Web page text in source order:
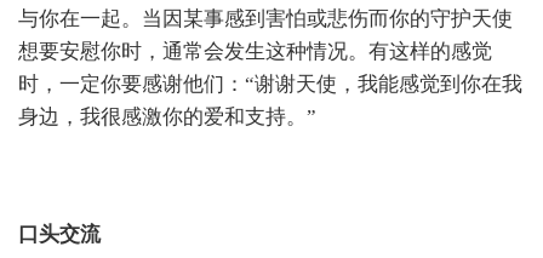
与你在一起。当因某事感到害怕或悲伤而你的守护天使
想要安慰你时，通常会发生这种情况。有这样的感觉
时，一定你要感谢他们：“谢谢天使，我能感觉到你在我
身边，我很感激你的爱和支持。”
口头交流